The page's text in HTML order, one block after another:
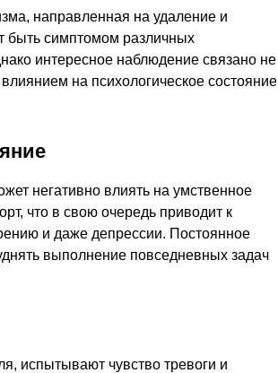
направленная на удаление и
быть симптомом различных
интересное наблюдение связано не
на психологическое состояние
негативно влиять на умственное
что в свою очередь приводит к
и даже депрессии. Постоянное
выполнение повседневных задач
испытывают чувство тревоги и